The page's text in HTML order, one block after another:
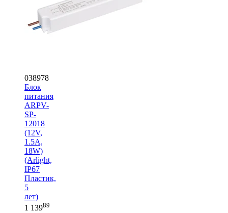
038978
Блок
питания
ARPV-
SP-
12018
(12V,
1.5A,
18W)
(Arlight,
IP67
Пластик,
5
лет)
1 13989